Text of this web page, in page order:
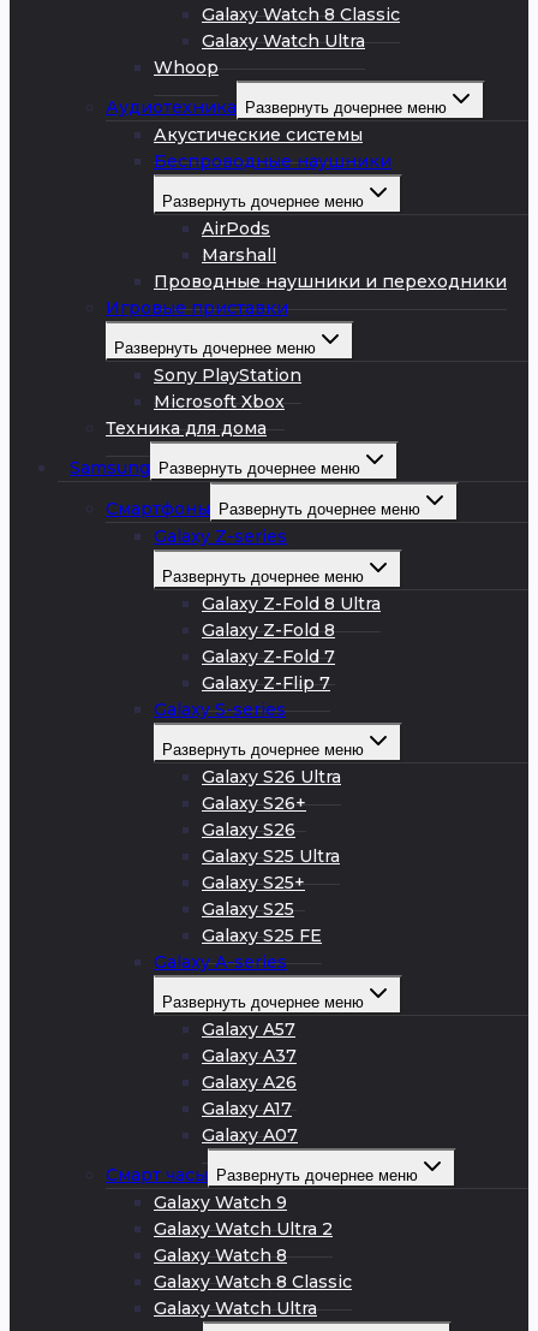
Galaxy Watch 8 Classic
Galaxy Watch Ultra
Whoop
Аудиотехника
Развернуть дочернее меню
Акустические системы
Беспроводные наушники
Развернуть дочернее меню
AirPods
Marshall
Проводные наушники и переходники
Игровые приставки
Развернуть дочернее меню
Sony PlayStation
Microsoft Xbox
Техника для дома
Samsung
Развернуть дочернее меню
Смартфоны Развернуть дочернее меню
Galaxy Z-series
Развернуть дочернее меню
Galaxy Z-Fold 8 Ultra
Galaxy Z-Fold 8
Galaxy Z-Fold 7
Galaxy Z-Flip 7
Galaxy S-series
Развернуть дочернее меню
Galaxy S26 Ultra
Galaxy S26+
Galaxy S26
Galaxy S25 Ultra
Galaxy S25+
Galaxy S25
Galaxy S25 FE
Galaxy A-series
Развернуть дочернее меню
Galaxy A57
Galaxy A37
Galaxy A26
Galaxy A17
Galaxy A07
Смарт часы
Развернуть дочернее меню
Galaxy Watch 9
Galaxy Watch Ultra 2
Galaxy Watch 8
Galaxy Watch 8 Classic
Galaxy Watch Ultra